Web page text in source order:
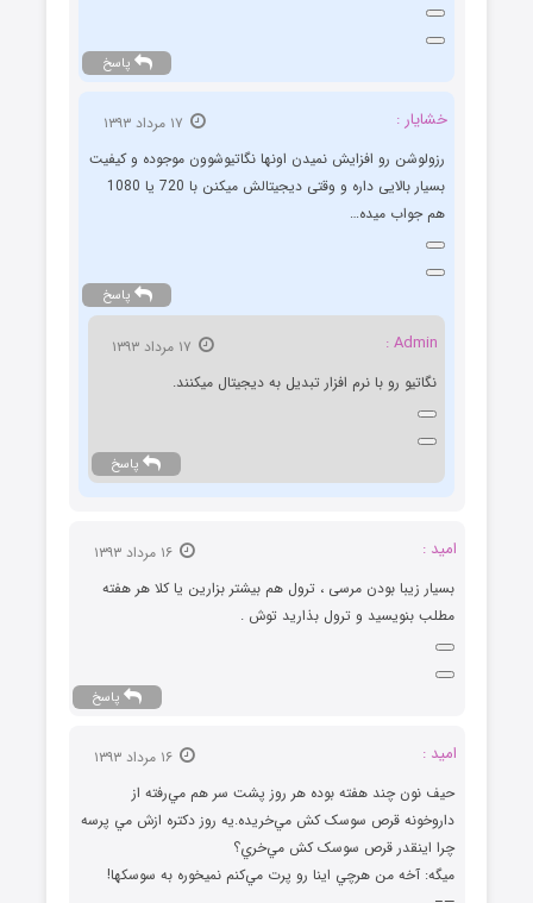
پاسخ
خشایار :
رزولوشن رو افزایش نمیدن اونها نگاتیوشوون موجوده و کیفیت
بسیار بالایی داره و وقتی دیجیتالش میکنن با 720 یا 1080
هم جواب میده…
پاسخ
Admin :
نگاتیو رو با نرم افزار تبدیل به دیجیتال میکنند.
پاسخ
امید :
بسیار زیبا بودن مرسی ، ترول هم بیشتر بزارین یا کلا هر هفته
مطلب بنویسید و ترول بذارید توش .
پاسخ
امید :
حیف نون چند هفته بوده هر روز پشت سر هم مي‌رفته از
داروخونه قرص سوسک کش مي‌خريده.يه روز دکتره ازش مي پرسه
چرا اينقدر قرص سوسک کش مي‌خري؟
ميگه: آخه من هرچي اينا رو پرت مي‌کنم نميخوره به سوسکها!